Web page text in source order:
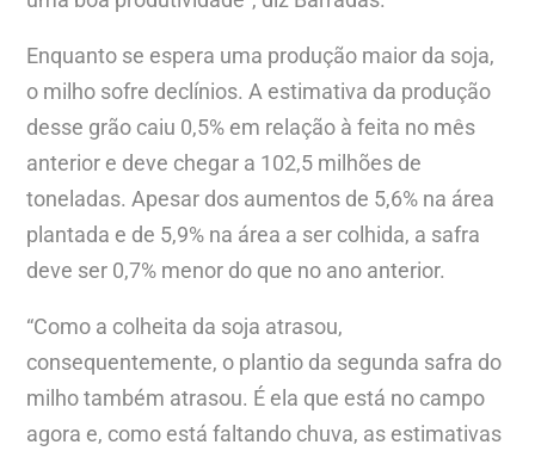
Enquanto se espera uma produção maior da soja,
o milho sofre declínios. A estimativa da produção
desse grão caiu 0,5% em relação à feita no mês
anterior e deve chegar a 102,5 milhões de
toneladas. Apesar dos aumentos de 5,6% na área
plantada e de 5,9% na área a ser colhida, a safra
deve ser 0,7% menor do que no ano anterior.
“Como a colheita da soja atrasou,
consequentemente, o plantio da segunda safra do
milho também atrasou. É ela que está no campo
agora e, como está faltando chuva, as estimativas